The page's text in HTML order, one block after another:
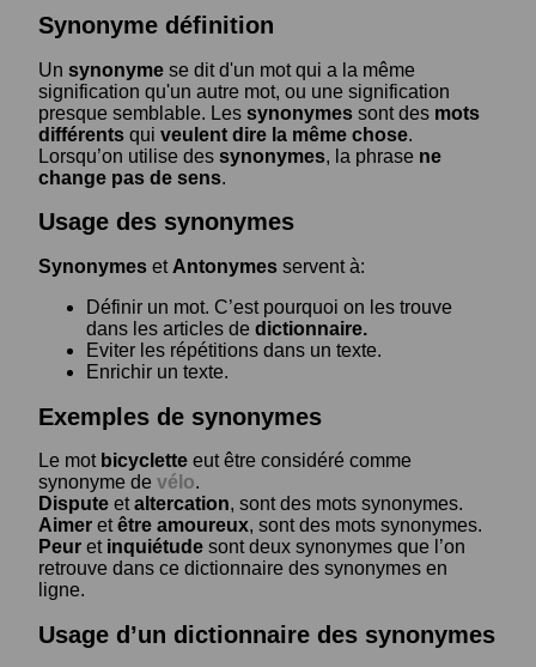
Synonyme définition
Un synonyme se dit d'un mot qui a la même
signification qu'un autre mot, ou une signification
presque semblable. Les synonymes sont des mots
différents qui veulent dire la même chose.
Lorsqu’on utilise des synonymes, la phrase ne
change pas de sens.
Usage des synonymes
Synonymes et Antonymes servent à:
Définir un mot. C’est pourquoi on les trouve
dans les articles de dictionnaire.
Eviter les répétitions dans un texte.
Enrichir un texte.
Exemples de synonymes
Le mot bicyclette eut être considéré comme
synonyme de vélo.
Dispute etaltercation, sont des mots synonymes.
Aimer etêtre amoureux, sont des mots synonymes.
Peur et inquiétude sont deux synonymes que l’on
retrouve dans ce dictionnaire des synonymes en
ligne.
Usage d’un dictionnaire des synonymes